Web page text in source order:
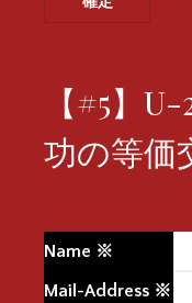
【#5】
功の等価
Name ※
Mail-Address ※